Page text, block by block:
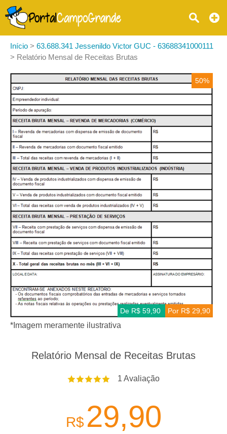
Início > 63.688.341 Jessenildo Victor GUC - 63688341000111
> Relatório Mensal de Receitas Brutas
50%
De R$ 59,90 Por R$ 29,90
*Imagem meramente ilustrativa
Relatório Mensal de Receitas Brutas
1 Avaliação
R$ 29,90